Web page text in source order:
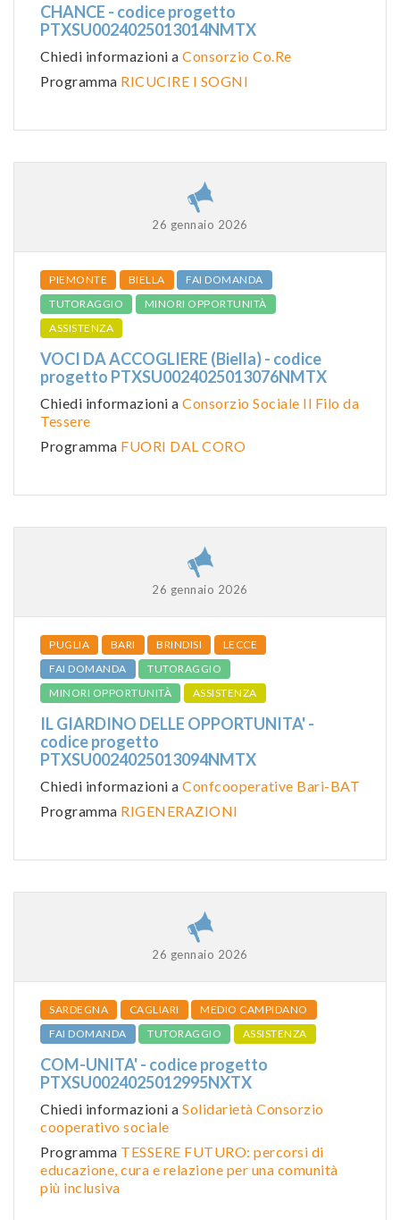
CHANCE - codice progetto
PTXSU0024025013014NMTX
Chiedi informazioni a Consorzio Co.Re
Programma RICUCIRE I SOGNI
26 gennaio 2026
PIEMONTE BIELLA
FAI DOMANDA
TUTORAGGIO
MINORI OPPORTUNITÀ
ASSISTENZA
VOCI DA ACCOGLIERE (Biella) - codice
progetto PTXSU0024025013076NMTX
Chiedi informazioni a Consorzio Sociale Il Filo da
Tessere
Programma FUORI DAL CORO
26 gennaio 2026
PUGLIA BARI BRINDISI
LECCE
FAI DOMANDA
TUTORAGGIO
MINORI OPPORTUNITÀ
ASSISTENZA
IL GIARDINO DELLE OPPORTUNITA' -
codice progetto
PTXSU0024025013094NMTX
Chiedi informazioni a Confcooperative Bari-BAT
Programma RIGENERAZIONI
26 gennaio 2026
SARDEGNA CAGLIARI
MEDIO CAMPIDANO
FAI DOMANDA
TUTORAGGIO ASSISTENZA
COM-UNITA' - codice progetto
PTXSU0024025012995NXTX
Chiedi informazioni a Solidarietà Consorzio
cooperativo sociale
Programma TESSERE FUTURO: percorsi di
educazione, cura e relazione per una comunità
più inclusiva